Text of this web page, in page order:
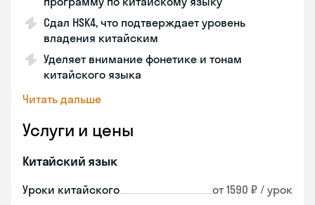
Сдал HSK4, что подтверждает уровень
владения китайским
Уделяет внимание фонетике и тонам
китайского языка
Читать дальше
Услуги и цены
Китайский язык
Уроки китайского от 1590 ₽ / урок